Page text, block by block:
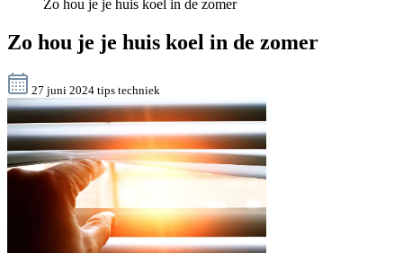
Zo hou je je huis koel in de zomer
Zo hou je je huis koel in de zomer
27 juni 2024 tips techniek